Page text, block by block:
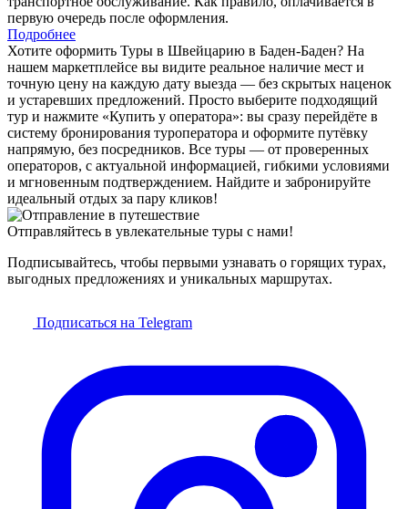
первую очередь после оформления.
Подробнее
Хотите оформить Туры в Швейцарию в Баден-Баден? На
нашем маркетплейсе вы видите реальное наличие мест и
точную цену на каждую дату выезда — без скрытых наценок
и устаревших предложений. Просто выберите подходящий
тур и нажмите «Купить у оператора»: вы сразу перейдёте в
систему бронирования туроператора и оформите путёвку
напрямую, без посредников. Все туры — от проверенных
операторов, с актуальной информацией, гибкими условиями
и мгновенным подтверждением. Найдите и забронируйте
идеальный отдых за пару кликов!
Отправляйтесь в увлекательные туры с нами!
Подписывайтесь, чтобы первыми узнавать о горящих турах,
выгодных предложениях и уникальных маршрутах.
Подписаться на Telegram